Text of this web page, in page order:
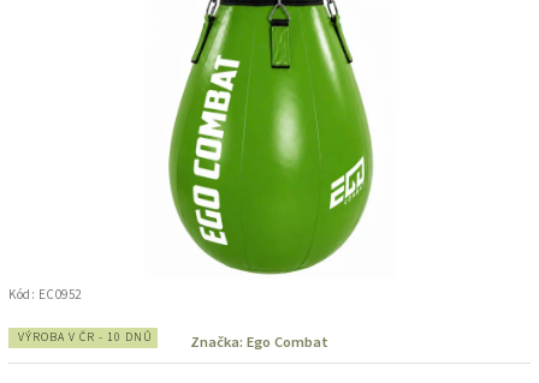
Kód: EC0952
VÝROBA V ČR - 10 DNŮ Značka: Ego Combat